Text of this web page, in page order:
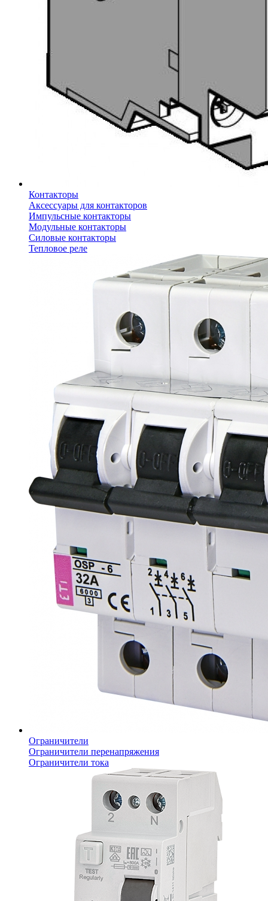
Контакторы
Аксессуары для контакторов
Импульсные контакторы
Модульные контакторы
Силовые контакторы
Тепловое реле
Ограничители
Ограничители перенапряжения
Ограничители тока